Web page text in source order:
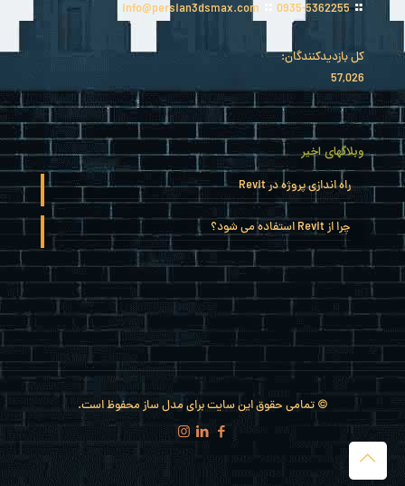
0935-5362255
کل بازدیدکنند‌گان:
57,026
وبلاگهای اخیر
راه اندازی پروژه در Revit
چرا از Revit استفاده می شود؟
© تمامی حقوق این سایت برای مدل ساز محفوظ است.